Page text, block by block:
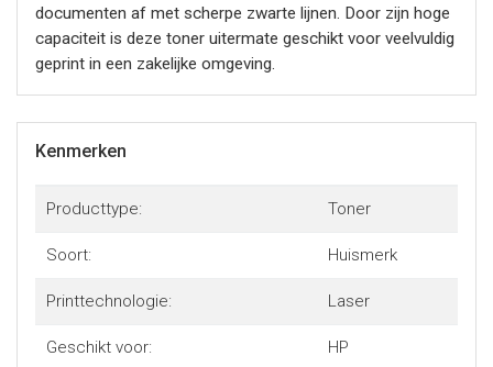
documenten af met scherpe zwarte lijnen. Door zijn hoge
capaciteit is deze toner uitermate geschikt voor veelvuldig
geprint in een zakelijke omgeving.
Kenmerken
Producttype: Toner
Soort: Huismerk
Printtechnologie: Laser
Geschikt voor: HP